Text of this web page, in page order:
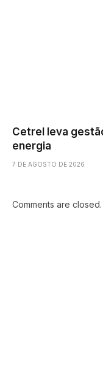
Cetrel leva
energia
7 DE AGOSTO DE 2026
Comments are closed.